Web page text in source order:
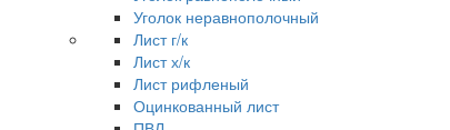
Уголок неравнополочный
Лист г/к
Лист х/к
Лист рифленый
Оцинкованный лист